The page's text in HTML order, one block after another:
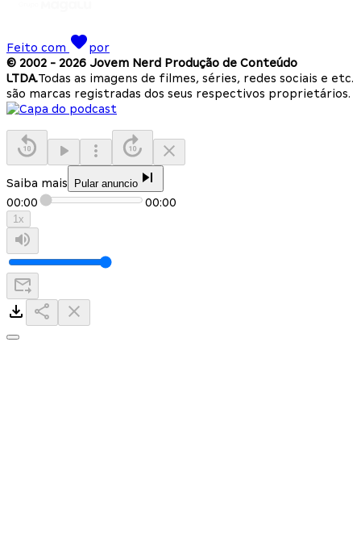
Feito com
por
© 2002 - 2026 Jovem Nerd Produção de Conteúdo
LTDA.Todas as imagens de filmes, séries, redes sociais e etc.
são marcas registradas dos seus respectivos proprietários.
Saiba mais Pular anuncio
00:00 00:00
1x